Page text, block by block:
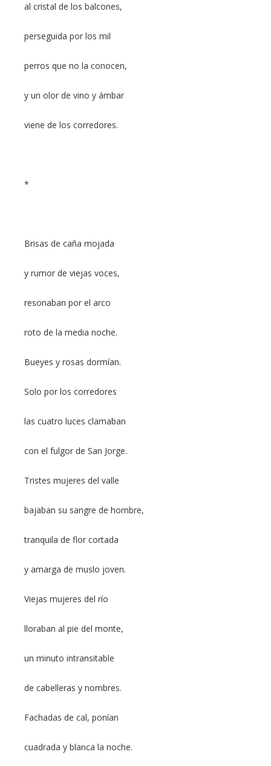
al cristal de los balcones,
perseguida por los mil
perros que no la conocen,
y un olor de vino y ámbar
viene de los corredores.
*
Brisas de caña mojada
y rumor de viejas voces,
resonaban por el arco
roto de la media noche.
Bueyes y rosas dormían.
Solo por los corredores
las cuatro luces clamaban
con el fulgor de San Jorge.
Tristes mujeres del valle
bajaban su sangre de hombre,
tranquila de flor cortada
y amarga de muslo joven.
Viejas mujeres del río
lloraban al pie del monte,
un minuto intransitable
de cabelleras y nombres.
Fachadas de cal, ponían
cuadrada y blanca la noche.